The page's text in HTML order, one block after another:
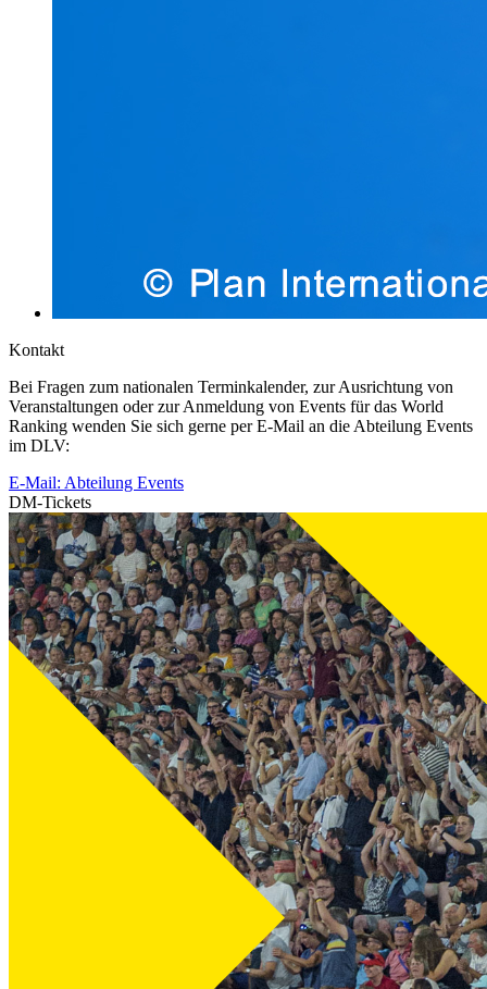
Kontakt
Bei Fragen zum nationalen Terminkalender, zur Ausrichtung von
Veranstaltungen oder zur Anmeldung von Events für das World
Ranking wenden Sie sich gerne per E-Mail an die Abteilung Events
im DLV:
E-Mail: Abteilung Events
DM-Tickets